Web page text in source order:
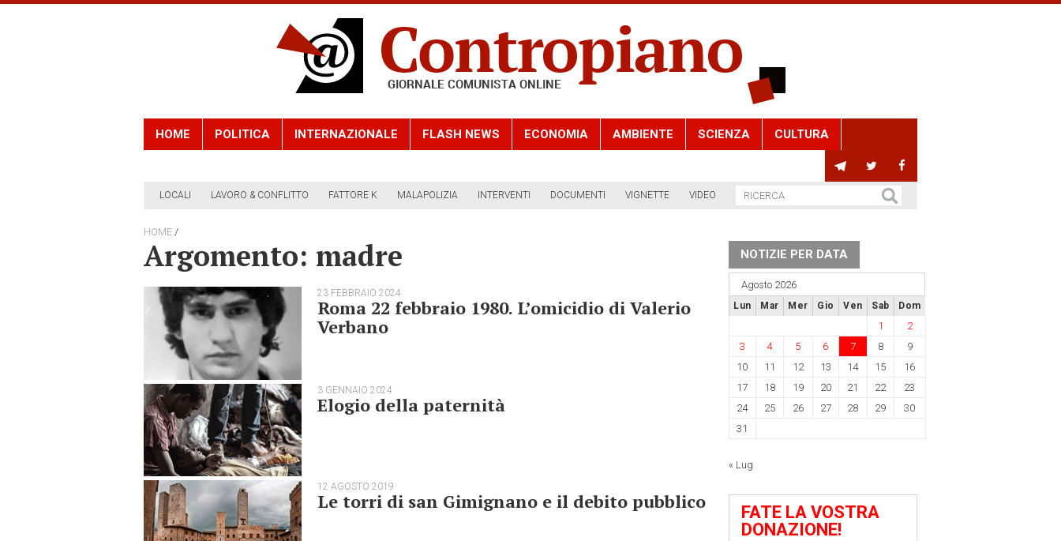
HOME POLITICA INTERNAZIONALE FLASH NEWS ECONOMIA AMBIENTE SCIENZA CULTURA
LOCALI LAVORO & CONFLITTO FATTORE K MALAPOLIZIA INTERVENTI DOCUMENTI VIGNETTE VIDEO
HOME /
Argomento: madre
23 FEBBRAIO 2024
Roma 22 febbraio 1980. L’omicidio di Valerio
Verbano
3 GENNAIO 2024
Elogio della paternità
12 AGOSTO 2019
Le torri di san Gimignano e il debito pubblico
NOTIZIE PER DATA
Agosto 2026
Lun Mar Mer Gio Ven Sab Dom
1
2
3
4 5 6 7 8
9
10
11 12 13 14 15
16
17
18 19 20 21 22
23
24
25 26 27 28 29
30
31
« Lug
FATE LA VOSTRA
DONAZIONE!